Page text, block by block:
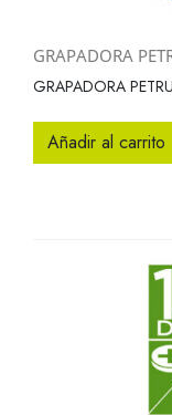
GRAPADORA
GRAPADORA
Añadir al carrito